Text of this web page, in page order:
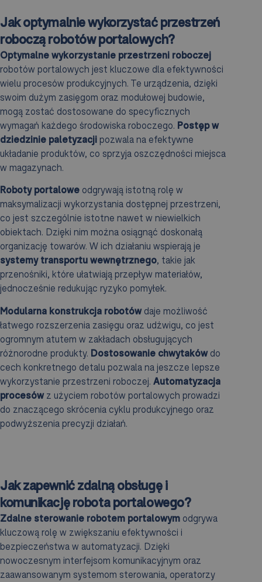
Jak optymalnie wykorzystać przestrzeń
roboczą robotów portalowych?
Optymalne wykorzystanie przestrzeni roboczej
robotów portalowych jest kluczowe dla efektywności
wielu procesów produkcyjnych. Te urządzenia, dzięki
swoim dużym zasięgom oraz modułowej budowie,
mogą zostać dostosowane do specyficznych
wymagań każdego środowiska roboczego. Postęp w
dziedzinie paletyzacji pozwala na efektywne
układanie produktów, co sprzyja oszczędności miejsca
w magazynach.
Roboty portalowe odgrywają istotną rolę w
maksymalizacji wykorzystania dostępnej przestrzeni,
co jest szczególnie istotne nawet w niewielkich
obiektach. Dzięki nim można osiągnąć doskonałą
organizację towarów. W ich działaniu wspierają je
systemy transportu wewnętrznego, takie jak
przenośniki, które ułatwiają przepływ materiałów,
jednocześnie redukując ryzyko pomyłek.
Modularna konstrukcja robotówdaje możliwość
łatwego rozszerzenia zasięgu oraz udźwigu, co jest
ogromnym atutem w zakładach obsługujących
różnorodne produkty. Dostosowanie chwytakówdo
cech konkretnego detalu pozwala na jeszcze lepsze
wykorzystanie przestrzeni roboczej. Automatyzacja
procesówz użyciem robotów portalowych prowadzi
do znaczącego skrócenia cyklu produkcyjnego oraz
podwyższenia precyzji działań.
Jak zapewnić zdalną obsługę i
komunikację robota portalowego?
Zdalne sterowanie robotem portalowym odgrywa
kluczową rolę w zwiększaniu efektywności i
bezpieczeństwa w automatyzacji. Dzięki
nowoczesnym interfejsom komunikacyjnym oraz
zaawansowanym systemom sterowania, operatorzy